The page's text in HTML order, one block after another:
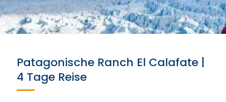
Patagonische Ranch El Calafate |
4 Tage Reise